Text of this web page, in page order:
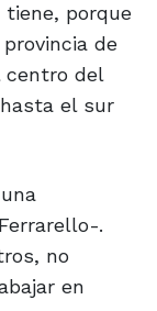
porque
de
centro del
el sur
.
no
en